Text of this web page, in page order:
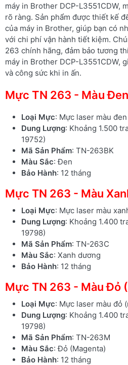
máy in Brother DCP-L3551CDW,
rõ ràng. Sản phẩm được thiết kế
của máy in Brother, giúp bạn có
với chi phí vận hành tiết kiệm.
263 chính hãng, đảm bảo tương
máy in Brother DCP-L3551CDW,
và công sức khi in ấn.
Mực TN 263 - Màu
Loại Mực: Mực laser màu đen
Dung Lượng: Khoảng 1.500
19752)
Mã Sản Phẩm: TN-263BK
Màu Sắc: Đen
Bảo Hành: 12 tháng
Mực TN 263 - Màu
Loại Mực: Mực laser màu
Dung Lượng: Khoảng 1.400
19798)
Mã Sản Phẩm: TN-263C
Màu Sắc: Xanh dương
Bảo Hành: 12 tháng
Mực TN 263 - Màu Đỏ
Loại Mực: Mực laser màu đỏ
Dung Lượng: Khoảng 1.400
19798)
Mã Sản Phẩm: TN-263M
Màu Sắc: Đỏ (Magenta)
Bảo Hành: 12 tháng